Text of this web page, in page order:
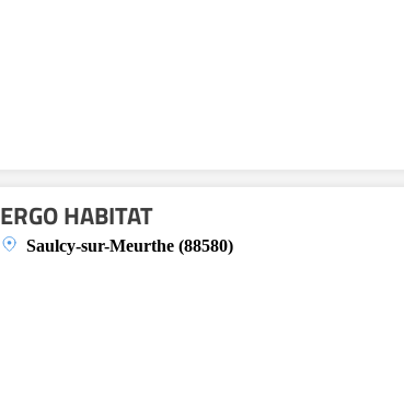
ERGO HABITAT
Saulcy-sur-Meurthe (88580)